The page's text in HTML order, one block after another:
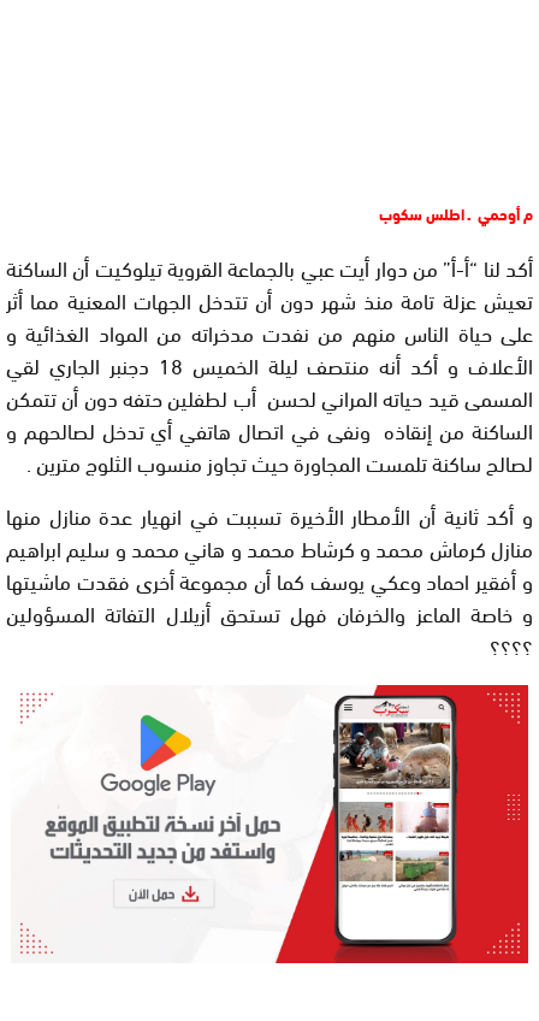
م أوحمي ـ اطلس سكوب
أكد لنا “أ-أ” من دوار أيت عبي بالجماعة القروية تيلوكيت أن الساكنة
تعيش عزلة تامة منذ شهر دون أن تتدخل الجهات المعنية مما أثر
على حياة الناس منهم من نفدت مدخراته من المواد الغذائية و
الأعلاف و أكد أنه منتصف ليلة الخميس 18 دجنبر الجاري لقي
المسمى قيد حياته المراني لحسن أب لطفلين حتفه دون أن تتمكن
الساكنة من إنقاذه ونفى في اتصال هاتفي أي تدخل لصالحهم و
لصالح ساكنة تلمست المجاورة حيث تجاوز منسوب الثلوج مترين .
و أكد ثانية أن الأمطار الأخيرة تسببت في انهيار عدة منازل منها
منازل كرماش محمد و كرشاط محمد و هاني محمد و سليم ابراهيم
و أفقير احماد وعكي يوسف كما أن مجموعة أخرى فقدت ماشيتها
و خاصة الماعز والخرفان فهل تستحق أزيلال التفاتة المسؤولين
؟؟؟؟